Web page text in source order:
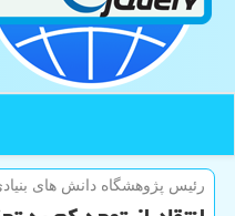
رئیس پژوهشگاه دانش های